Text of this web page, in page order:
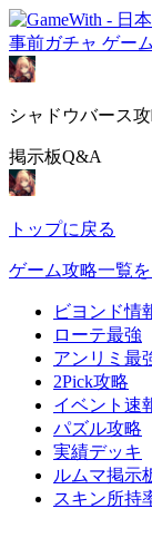
事前ガチャ ゲー
シャドウバース
掲示板Q&A
トップに戻る
ゲーム攻略一覧
ビヨンド情
ローテ最強
アンリミ最
2Pick攻略
イベント速
パズル攻略
実績デッキ
ルムマ掲示
スキン所持